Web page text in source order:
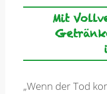
Mit
„Wenn der Tod